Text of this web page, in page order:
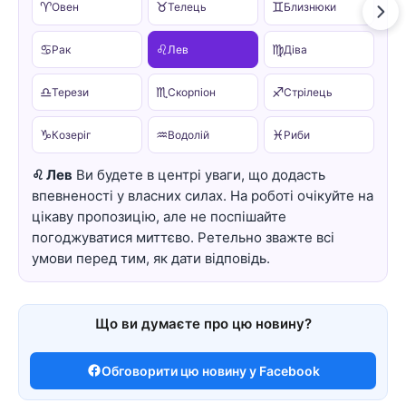
♈Овен ♉Телець ♊Близнюки
♋Рак ♌ Лев ♍Діва
♎Терези ♏Скорпіон ♐Стрілець
♑Козеріг ♒Водолій ♓ Риби
♌ Лев Ви будете в центрі уваги, що додасть
впевненості у власних силах. На роботі очікуйте на
цікаву пропозицію, але не поспішайте
погоджуватися миттєво. Ретельно зважте всі
умови перед тим, як дати відповідь.
Що ви думаєте про цю новину?
Обговорити цю новину у Facebook